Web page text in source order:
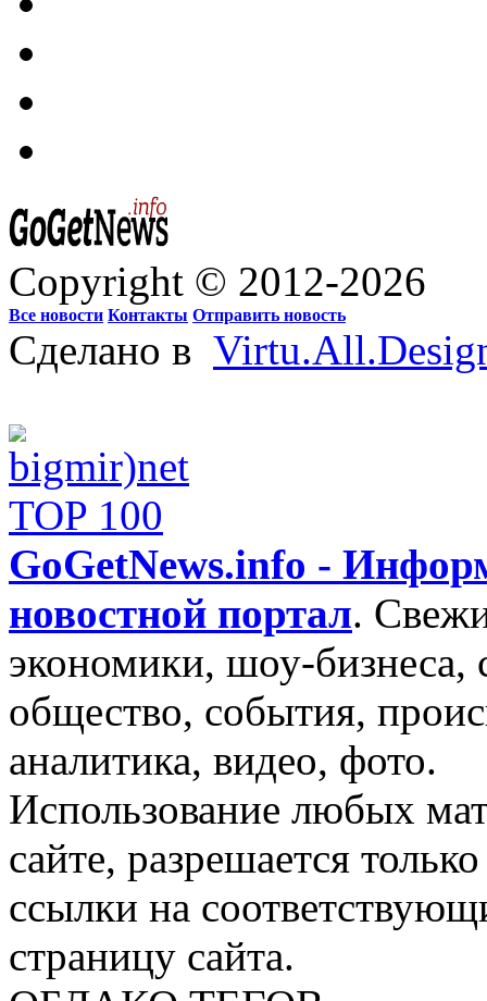
Copyright © 2012-2026
Все новости Контакты Отправить новость
Сделано в
GoGetNews.info -
новостной портал.
экономики, шоу-бизнеса,
общество, события,
аналитика, видео, фото.
Использование любых
сайте, разрешается
ссылки на
страницу сайта.